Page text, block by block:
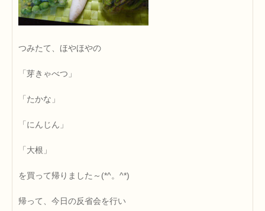
つみたて、ほやほやの
「芽きゃべつ」
「たかな」
「にんじん」
「大根」
を買って帰りました～(*^。^*)
帰って、今日の反省会を行い